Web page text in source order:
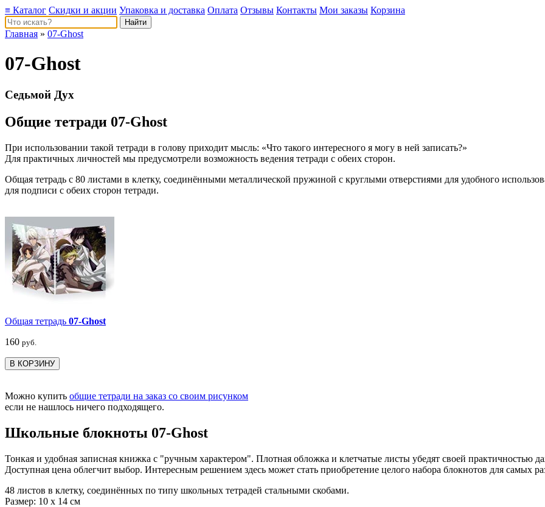
≡ Каталог Скидки и акции Упаковка и доставка Оплата Отзывы Контакты Мои заказы Корзина
Главная » 07-Ghost
07-Ghost
Седьмой Дух
Общие тетради 07-Ghost
При использовании такой тетради в голову приходит мысль: «Что такого интересного я могу в ней записать?»
Для практичных личностей мы предусмотрели возможность ведения тетради с обеих сторон.
Общая тетрадь с 80 листами в клетку, соединёнными металлической пружиной с круглыми отверстиями для удобного
для подписи с обеих сторон тетради.
Общая тетрадь 07-Ghost
160 руб.
В КОРЗИНУ
Можно купить общие тетради на заказ со своим рисунком
если не нашлось ничего подходящего.
Школьные блокноты 07-Ghost
Тонкая и удобная записная книжка с "ручным характером". Плотная обложка и клетчатые листы убедят своей практичностью
Доступная цена облегчит выбор. Интересным решением здесь может стать приобретение целого набора блокнотов для самых
48 листов в клетку, соединённых по типу школьных тетрадей стальными скобами.
Размер: 10 x 14 см